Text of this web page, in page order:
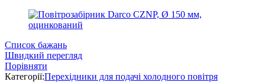
Список бажань
Швидкий перегляд
Порівняти
Категорії:Перехідники для подачі холодного повітря